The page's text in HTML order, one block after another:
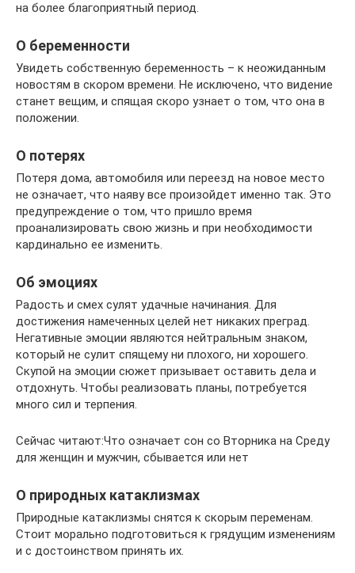
на более благоприятный период.
О беременности
Увидеть собственную беременность – к неожиданным
новостям в скором времени. Не исключено, что видение
станет вещим, и спящая скоро узнает о том, что она в
положении.
О потерях
Потеря дома, автомобиля или переезд на новое место
не означает, что наяву все произойдет именно так. Это
предупреждение о том, что пришло время
проанализировать свою жизнь и при необходимости
кардинально ее изменить.
Об эмоциях
Радость и смех сулят удачные начинания. Для
достижения намеченных целей нет никаких преград.
Негативные эмоции являются нейтральным знаком,
который не сулит спящему ни плохого, ни хорошего.
Скупой на эмоции сюжет призывает оставить дела и
отдохнуть. Чтобы реализовать планы, потребуется
много сил и терпения.
Сейчас читают:Что означает сон со Вторника на Среду
для женщин и мужчин, сбывается или нет
О природных катаклизмах
Природные катаклизмы снятся к скорым переменам.
Стоит морально подготовиться к грядущим изменениям
и с достоинством принять их.